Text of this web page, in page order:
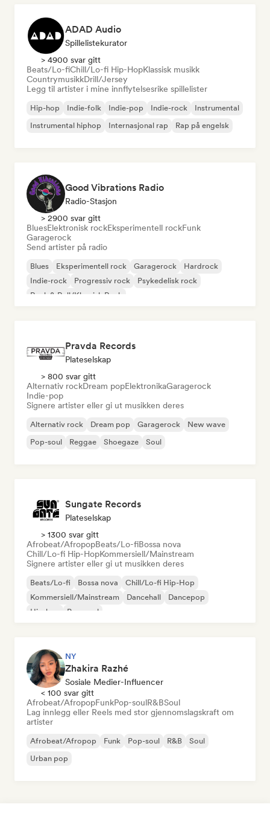
ADAD Audio
Spillelistekurator
> 4900 svar gitt
Beats/Lo-fiChill/Lo-fi Hip-HopKlassisk musikk
CountrymusikkDrill/Jersey
Legg til artister i mine innflytelsesrike spillelister
Hip-hop Indie-folk Indie-pop Indie-rock
Instrumental
Instrumental hiphop
Internasjonal rap Rap på engelsk
Good Vibrations Radio
Radio-Stasjon
> 2900 svar gitt
BluesElektronisk rockEksperimentell rockFunk
Garagerock
Send artister på radio
Blues Eksperimentell rock Garagerock
Hardrock
Indie-rock
Progressiv rock
Psykedelisk rock
Rock & Roll/Klassisk Rock
Pravda Records
Plateselskap
> 800 svar gitt
Alternativ rockDream popElektronikaGaragerock
Indie-pop
Signere artister eller gi ut musikken deres
Alternativ rock Dream pop Garagerock
New wave
Pop-soul
Reggae Shoegaze Soul
Sungate Records
Plateselskap
> 1300 svar gitt
Afrobeat/AfropopBeats/Lo-fiBossa nova
Chill/Lo-fi Hip-HopKommersiell/Mainstream
Signere artister eller gi ut musikken deres
Beats/Lo-fi Bossa nova
Chill/Lo-fi Hip-Hop
Kommersiell/Mainstream
Dancehall
Dancepop
Hip-hop
Pop-soul
NY
Zhakira Razhé
Sosiale Medier-Influencer
< 100 svar gitt
Afrobeat/AfropopFunkPop-soulR&BSoul
Lag innlegg eller Reels med stor gjennomslagskraft om
artister
Afrobeat/Afropop Funk Pop-soul R&B
Soul
Urban pop